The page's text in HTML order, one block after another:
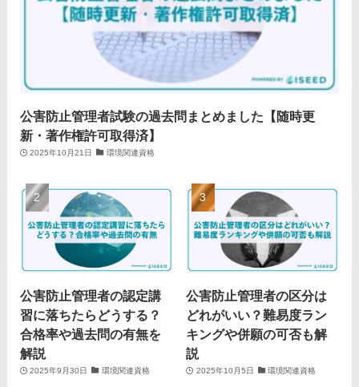
公害防止管理者試験の過去問まとめました【随時更
新・著作権許可取得済】
2025年10月21日 環境関連資格
公害防止管理者の認定講
習に落ちたらどうする？
合格率や過去問の有無を
解説
2025年9月30日 環境関連資格
公害防止管理者の区分は
どれがいい？難易度ラン
キングや併願の可否も解
説
2025年10月5日 環境関連資格